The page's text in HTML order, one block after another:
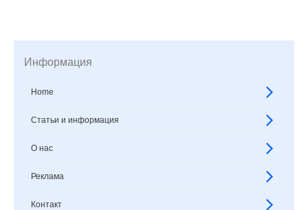
Информация
Home
Статьи и информация
О нас
Реклама
Контакт